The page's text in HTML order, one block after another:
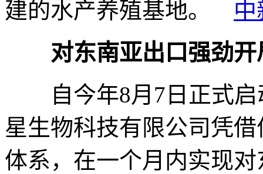
建的水产养殖基地。 中
对东南亚出口强劲开
自今年8月7日正式启
星生物科技有限公司凭
体系，在一个月内实现